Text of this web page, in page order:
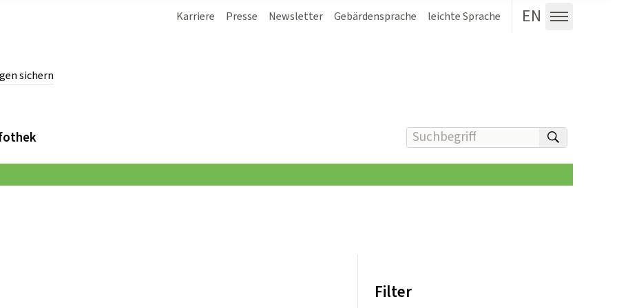
sichern
Karriere Presse Newsletter Gebärdensprache leichte Sprache EN
Menü
Suchbegriff(e) eingeben
Filter